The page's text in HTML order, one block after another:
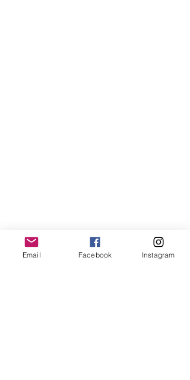
Email Facebook Instagram